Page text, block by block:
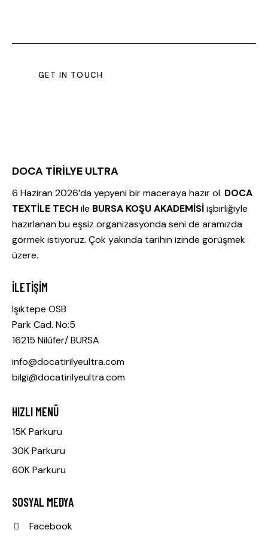
DOCA TİRİLYE ULTRA
6 Haziran 2026’da yepyeni bir maceraya hazır ol. DOCA
TEXTİLE TECHile BURSA KOŞU AKADEMİSİişbirliğiyle
hazırlanan bu eşsiz organizasyonda seni de aramızda
görmek istiyoruz. Çok yakında tarihin izinde görüşmek
üzere.
İLETIŞIM
Işıktepe OSB
Park Cad. No:5
16215 Nilüfer/ BURSA
info@docatirilyeultra.com
bilgi@docatirilyeultra.com
HIZLI MENÜ
15K Parkuru
30K Parkuru
60K Parkuru
SOSYAL MEDYA
Facebook